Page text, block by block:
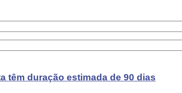
têm duração estimada de 90 dias